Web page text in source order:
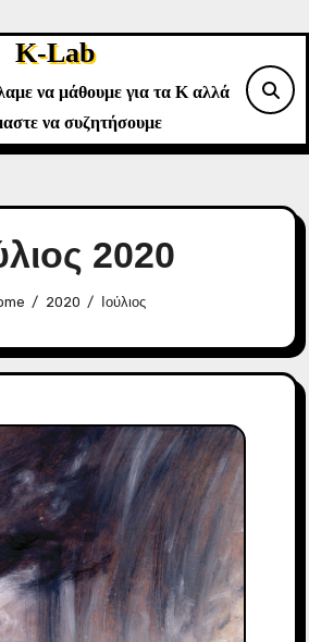
K-Lab
να μάθουμε για τα Κ αλλά
να συζητήσουμε
2020
2020 Ιούλιος